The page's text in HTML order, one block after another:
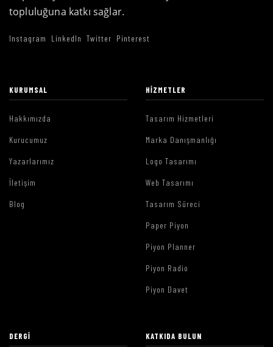
topluluğuna katkı sağlar.
Instagram LinkedIn Twitter Pinterest
KURUMSAL
Hakkımızda
Kurucumuz
Yazarlarımız
İletişim
Blog
HIZMETLER
Tasarım Hizmetleri
Marka Danışmanlığı
Logo Tasarımı
Web Tasarımı
Tasarım Süreci
Paper Piyon
Piyon Planner
Piyon Radio
Piyon Davet
DERGI KATKIDA BULUN